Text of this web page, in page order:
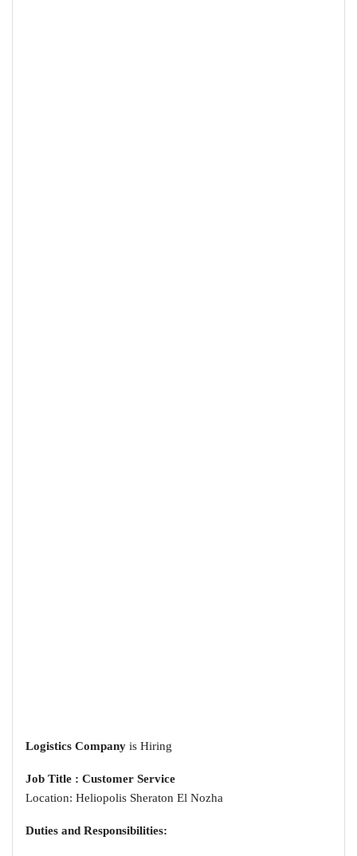
Logistics Company is Hiring
Job Title : Customer Service
Location: Heliopolis Sheraton El Nozha
:Duties and Responsibilities